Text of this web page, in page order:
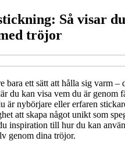
Så visar
tröjor
bara ett sätt att hålla sig varm –
du kan visa vem du är genom
är nybörjare eller erfaren
att skapa något unikt som
inspiration till hur du kan
genom dina tröjor.